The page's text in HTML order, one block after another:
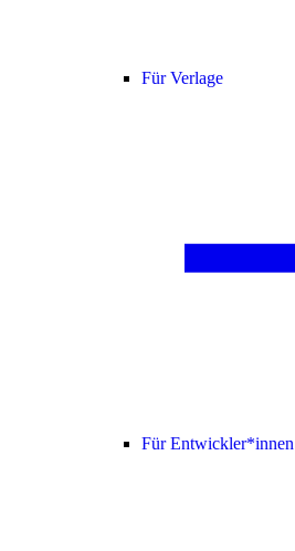
Für Verlage
Für Entwickler*innen